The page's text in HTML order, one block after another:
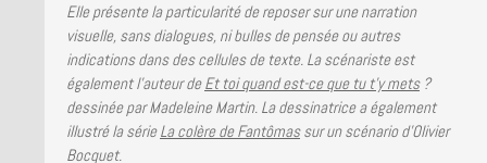
Elle présente la particularité de reposer sur une narration
visuelle, sans dialogues, ni bulles de pensée ou autres
indications dans des cellules de texte. La scénariste est
également l’auteur deEt toi quand est-ce que tu t’y mets?
dessinée par Madeleine Martin. La dessinatrice a également
illustré la sérieLa colère de Fantômassur un scénario d’Olivier
Bocquet.